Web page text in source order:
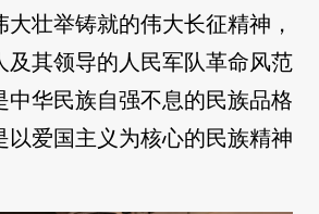
大壮举铸就的伟大长征精神，
及其领导的人民军队革命风范
中华民族自强不息的民族品格
以爱国主义为核心的民族精神